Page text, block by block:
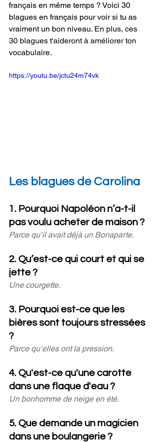
français en même temps ? Voici 30
blagues en français pour voir si tu as
vraiment un bon niveau. En plus, ces
30 blagues t'aideront à améliorer ton
vocabulaire.
https://youtu.be/jctu24m74vk
Les blagues de Carolina
1. Pourquoi Napoléon n’a-t-il
pas voulu acheter de maison ?
Parce qu’il avait déjà un Bonaparte.
2. Qu’est-ce qui court et qui se
jette ?
Une courgette.
3. Pourquoi est-ce que les
bières sont toujours stressées
?
Parce qu’elles ont la pression.
4. Qu'est-ce qu'une carotte
dans une flaque d'eau ?
Un bonhomme de neige en été.
5. Que demande un magicien
dans une boulangerie ?